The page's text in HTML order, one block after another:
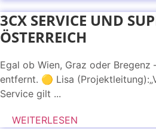
3CX SERVICE UND
ÖSTERREICH
Egal ob Wien, Graz oder Bregenz
entfernt. 🟡 Lisa
Service gilt ...
WEITERLESEN